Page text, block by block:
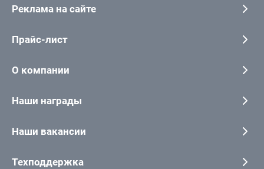
Реклама на сайте
Прайс-лист
О компании
Наши награды
Наши вакансии
Техподдержка